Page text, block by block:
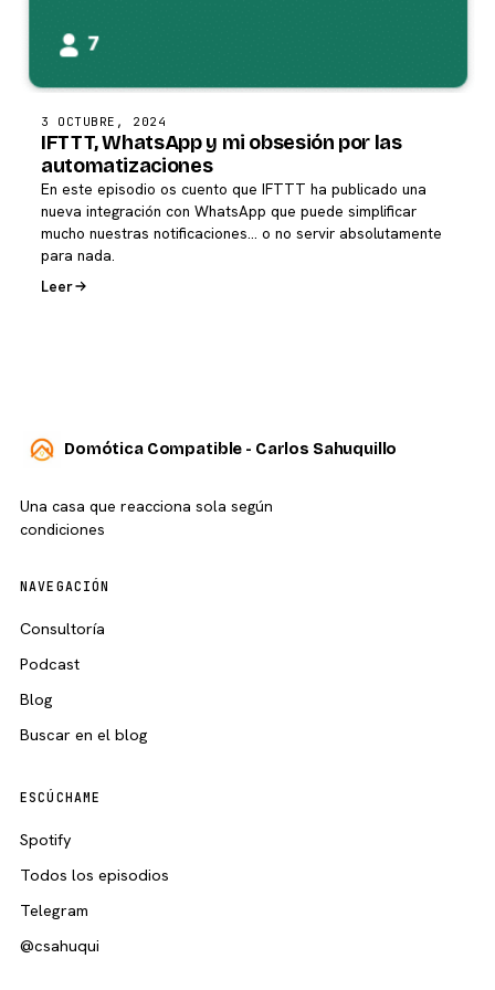
3 OCTUBRE, 2024
IFTTT, WhatsApp y mi obsesión por las
automatizaciones
En este episodio os cuento que IFTTT ha publicado una
nueva integración con WhatsApp que puede simplificar
mucho nuestras notificaciones... o no servir absolutamente
para nada.
Leer
Domótica Compatible - Carlos Sahuquillo
Una casa que reacciona sola según
condiciones
NAVEGACIÓN
Consultoría
Podcast
Blog
Buscar en el blog
ESCÚCHAME
Spotify
Todos los episodios
Telegram
@csahuqui